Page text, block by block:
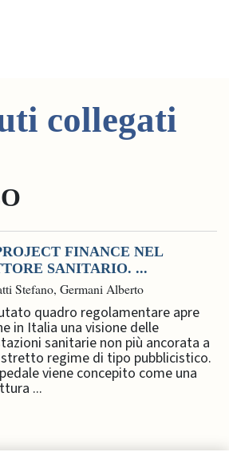
collegati
FINANCE NEL
SANITARIO. ...
Stefano, Germani Alberto
quadro regolamentare apre
in Italia una visione delle
sanitarie non più ancorata a
regime di tipo pubblicistico.
viene concepito come una
...